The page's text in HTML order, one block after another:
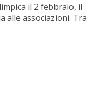
il 2 febbraio, il
alle associazioni. Tra